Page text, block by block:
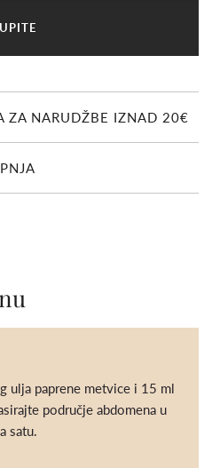
ZA NARUDŽBE IZNAD 20€
ulja paprene metvice i 15 ml
područje abdomena u
satu.